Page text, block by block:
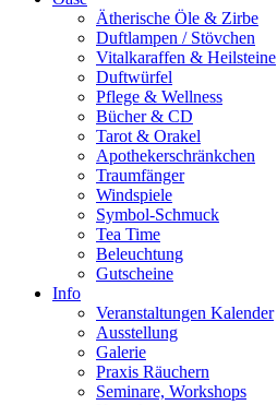
Ätherische Öle & Zirbe
Duftlampen / Stövchen
Vitalkaraffen & Heilsteine
Duftwürfel
Pflege & Wellness
Bücher & CD
Tarot & Orakel
Apothekerschränkchen
Traumfänger
Windspiele
Symbol-Schmuck
Tea Time
Beleuchtung
Gutscheine
Info
Veranstaltungen Kalender
Ausstellung
Galerie
Praxis Räuchern
Seminare, Workshops